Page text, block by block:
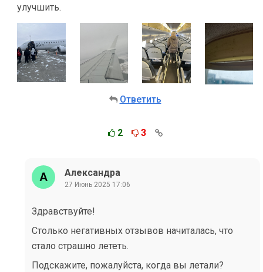
улучшить.
Ответить
2 3
Александра
27 Июнь 2025 17:06
Здравствуйте!
Столько негативных отзывов начиталась, что
стало страшно лететь.
Подскажите, пожалуйста, когда вы летали?